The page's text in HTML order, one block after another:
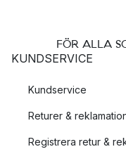
FÖR ALLA
KUNDSERVICE
Kundservice
Returer &
Registrera retur &